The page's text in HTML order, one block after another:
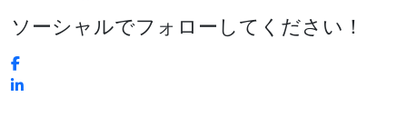
ソーシャルでフォローしてください！